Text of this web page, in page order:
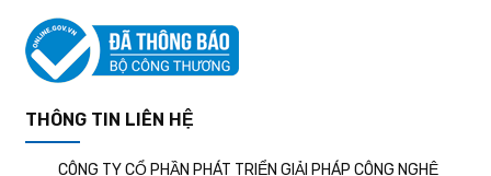
THÔNG TIN LIÊN HỆ
CÔNG TY CỔ PHẦN PHÁT TRIỂN GIẢI PHÁP CÔNG NGHỆ